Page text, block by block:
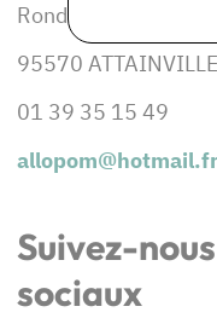
Rond-Point de la
95570 ATTAINVILLE
01 39 35 15 49
allopom@hotmail.fr
Suivez-
sociaux